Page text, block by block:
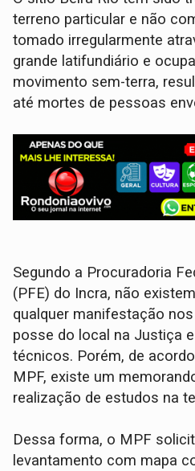
terreno particular e não
tomado irregularmente
grande latifundiário e
movimento sem-terra,
até mortes de pessoas
Segundo a Procuradoria
(PFE) do Incra, não
qualquer manifestação
posse do local na Justiça
técnicos. Porém, de
MPF, existe um
realização de estudos na
Dessa forma, o MPF
levantamento com mapa